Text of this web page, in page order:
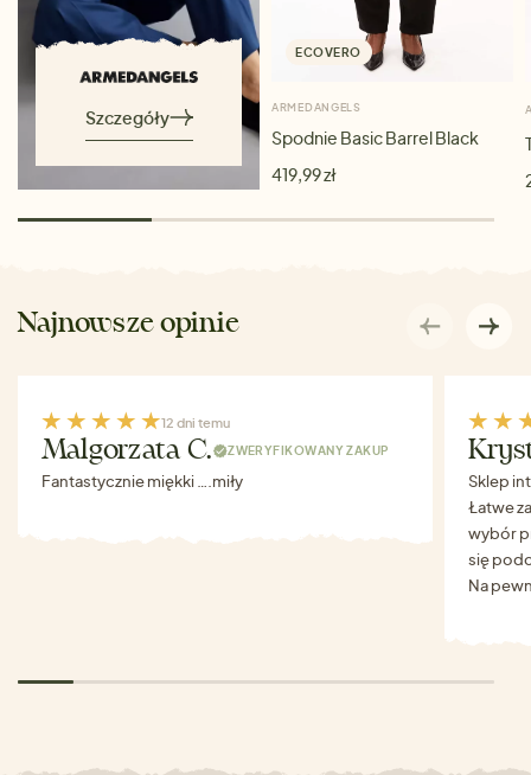
Szczegóły
ECOVERO
ARMEDANGELS
Spodnie Basic Barrel Black
419,99 zł
Najnowsze opinie
12 dni temu
Malgorzata C. ZWERYFIKOWANY ZAKUP
Fantastycznie miękki ….miły
Sklep
Łatwe
wybór
się
Na